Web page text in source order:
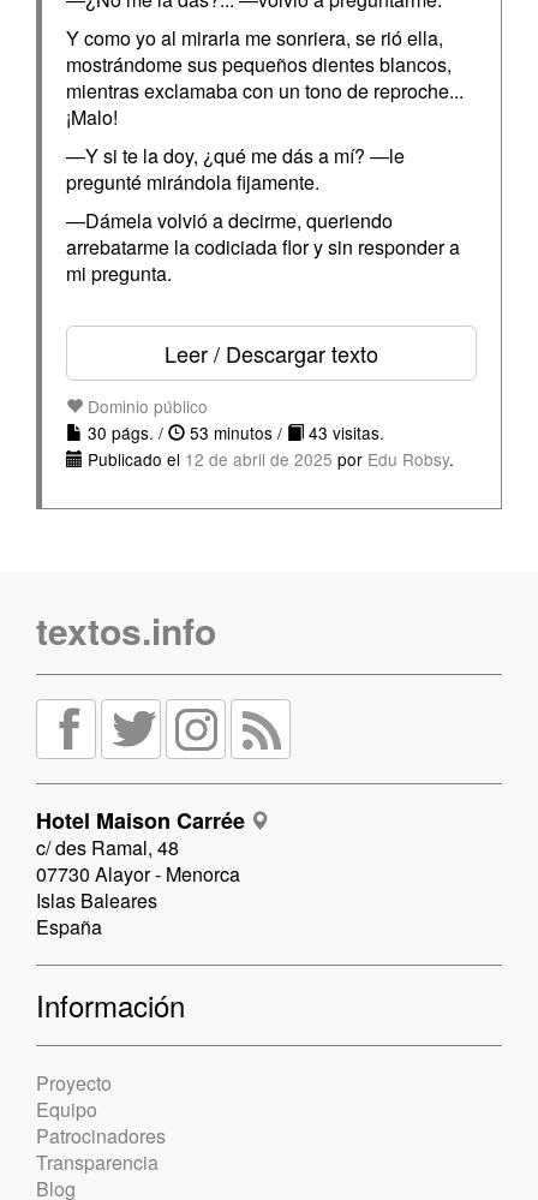
Y como yo al mirarla me sonriera, se rió ella,
mostrándome sus pequeños dientes blancos,
mientras exclamaba con un tono de reproche...
¡Malo!
—Y si te la doy, ¿qué me dás a mí? —le
pregunté mirándola fijamente.
—Dámela volvió a decirme, queriendo
arrebatarme la codiciada flor y sin responder a
mi pregunta.
Leer / Descargar texto
Dominio público
30 págs. /
53 minutos /
43 visitas.
Publicado el 12 de abril de 2025 por Edu Robsy.
textos.info
Hotel Maison Carrée
c/ des Ramal, 48
07730 Alayor - Menorca
Islas Baleares
España
Información
Proyecto
Equipo
Patrocinadores
Transparencia
Blog